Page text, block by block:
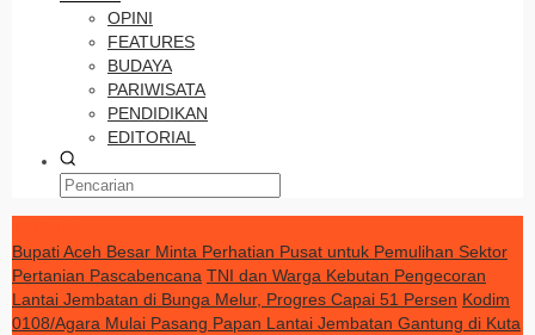
OPINI
FEATURES
BUDAYA
PARIWISATA
PENDIDIKAN
EDITORIAL
Bupati Aceh Besar Minta Perhatian Pusat untuk Pemulihan Sektor
Pertanian Pascabencana TNI dan Warga Kebutan Pengecoran
Lantai Jembatan di Bunga Melur, Progres Capai 51 Persen Kodim
0108/Agara Mulai Pasang Papan Lantai Jembatan Gantung di Kuta